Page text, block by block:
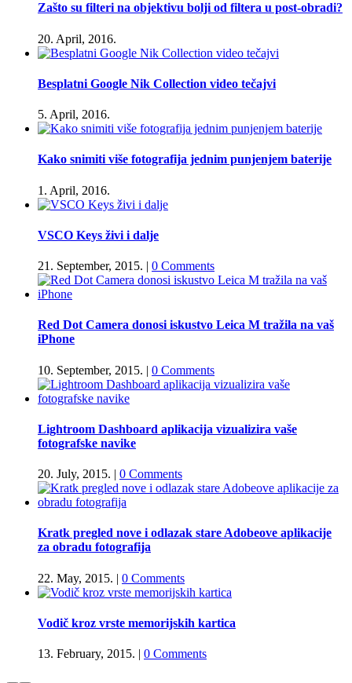
Zašto su filteri na objektivu bolji od filtera u post-obradi?
20. April, 2016.
Besplatni Google Nik Collection video tečajvi
5. April, 2016.
Kako snimiti više fotografija jednim punjenjem baterije
1. April, 2016.
VSCO Keys živi i dalje
21. September, 2015. | 0 Comments
Red Dot Camera donosi iskustvo Leica M tražila na vaš
iPhone
10. September, 2015. | 0 Comments
Lightroom Dashboard aplikacija vizualizira vaše
fotografske navike
20. July, 2015. | 0 Comments
Kratk pregled nove i odlazak stare Adobeove aplikacije
za obradu fotografija
22. May, 2015. | 0 Comments
Vodič kroz vrste memorijskih kartica
13. February, 2015. | 0 Comments